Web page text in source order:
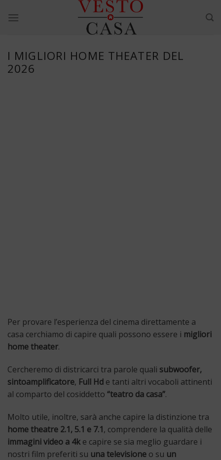
I MIGLIORI HOME THEATER DEL
2026
Per provare l’esperienza del cinema direttamente a
casa cerchiamo di capire quali possono essere i migliori
home theater.
Cercheremo di districarci tra parole quali subwoofer,
sintoamplificatore, Full Hd e tanti altri vocaboli attinenti
al comparto del cosiddetto “teatro da casa”.
Molto utile, inoltre, sarà anche capire la distinzione tra
home theatre 2.1, 5.1 e 7.1, comprendere la qualità delle
immagini video a 4k e capire se sia meglio guardare i
nostri film preferiti su una televisione o su un